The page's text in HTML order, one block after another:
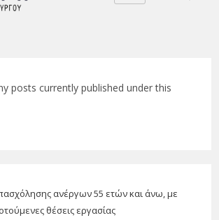
posts currently published under this
ανέργων 55 ετών και άνω, με
θέσεις εργασίας